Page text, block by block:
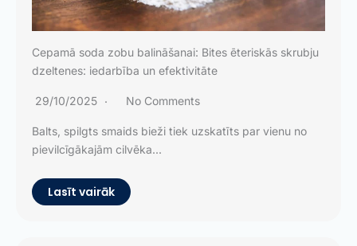
Cepamā soda zobu balināšanai: Bites ēteriskās skrubju
dzeltenes: iedarbība un efektivitāte
29/10/2025 No Comments
Balts, spilgts smaids bieži tiek uzskatīts par vienu no
pievilcīgākajām cilvēka...
Lasīt vairāk